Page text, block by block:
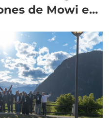
de Mowi en